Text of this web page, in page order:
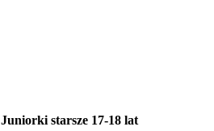
Juniorki starsze 17-18 lat